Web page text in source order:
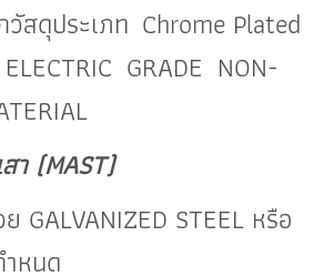
ระเภท Chrome Plated
ELECTRIC GRADE NON-
า (MAST)
STEEL หรือ
หนด